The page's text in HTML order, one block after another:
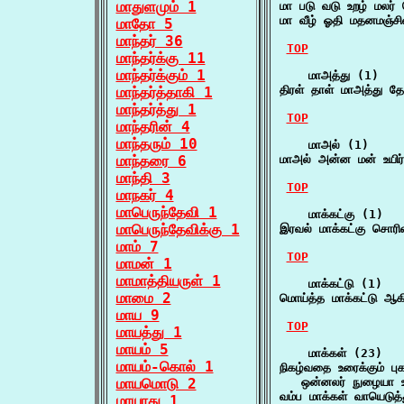
மாதுளமும் 1
மாதோ 5
மாந்தர் 36
மாந்தர்க்கு 11
மாந்தர்க்கும் 1
மாந்தர்த்தாகி 1
மாந்தர்த்து 1
மாந்தரின் 4
மாந்தரும் 10
மாந்தரை 6
மாந்தி 3
மாநகர் 4
மாபெருந்தேவி 1
மாபெருந்தேவிக்கு 1
மாம் 7
மாமன் 1
மாமாத்தியருள் 1
மாமை 2
மாய 9
மாயத்து 1
மாயம் 5
மாயம்-கொல் 1
மாயமொடு 2
மா படு வடு உறழ்
மா வீழ் ஓதி
TOP
    மாஅத்து (1)
திரள் தாள் மாஅத்து
TOP
    மாஅல் (1)
மாஅல் அன்ன மன்
TOP
    மாக்கட்கு (1)
இரவல் மாக்கட்கு
TOP
    மாக்கட்டு (1)
மொய்த்த மாக்கட்டு
TOP
    மாக்கள் (23)
நிகழ்வதை உரைக்கும்
ஒன்னலர் நுழையா
வம்ப மாக்கள்